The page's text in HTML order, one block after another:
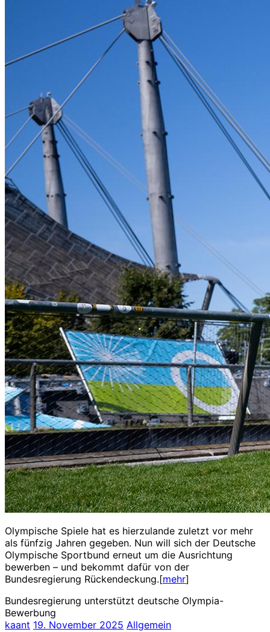
Olympische Spiele hat es hierzulande zuletzt vor mehr
als fünfzig Jahren gegeben. Nun will sich der Deutsche
Olympische Sportbund erneut um die Ausrichtung
bewerben – und bekommt dafür von der
Bundesregierung Rückendeckung.[mehr]
Bundesregierung unterstützt deutsche Olympia-
Bewerbung
kaant 19. November 2025 Allgemein